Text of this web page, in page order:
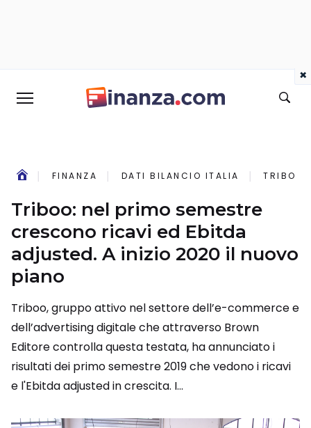
FINANZA DATI BILANCIO ITALIA TRIBOO:
Triboo: nel primo semestre
crescono ricavi ed Ebitda
adjusted. A inizio 2020 il nuovo
piano
Triboo, gruppo attivo nel settore dell’e-commerce e
dell’advertising digitale che attraverso Brown
Editore controlla questa testata, ha annunciato i
risultati dei primo semestre 2019 che vedono i ricavi
e l'Ebitda adjusted in crescita. I...
×